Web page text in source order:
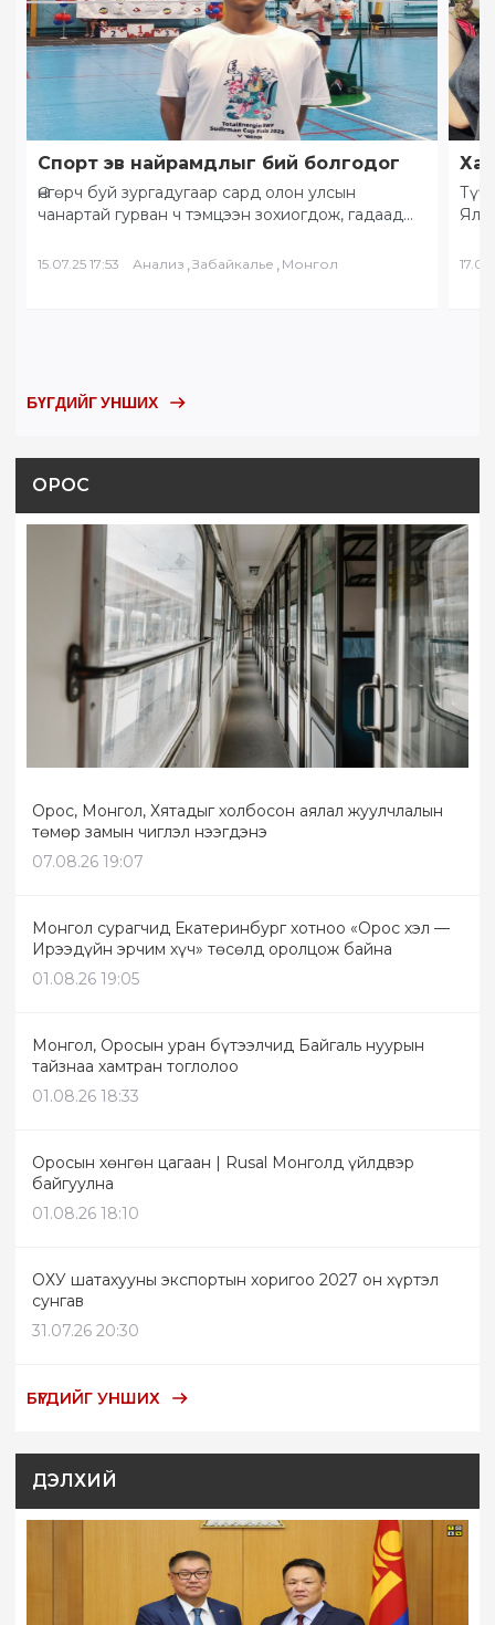
Спорт эв найрамдлыг бий болгодог
Өнгөрч буй зургадугаар сард олон улсын
чанартай гурван ч тэмцээн зохиогдож, гадаад
“Солнечное Забайкалье” буюу…
15.07.25 17:53 Анализ , Забайкалье , Монгол
БҮГДИЙГ УНШИХ
ОРОС
Орос, Монгол, Хятадыг холбосон аялал жуулчлалын
төмөр замын чиглэл нээгдэнэ
07.08.26 19:07
Монгол сурагчид Екатеринбург хотноо «Орос хэл —
Ирээдүйн эрчим хүч» төсөлд оролцож байна
01.08.26 19:05
Монгол, Оросын уран бүтээлчид Байгаль нуурын
тайзнаа хамтран тоглолоо
01.08.26 18:33
Оросын хөнгөн цагаан | Rusal Монголд үйлдвэр
байгуулна
01.08.26 18:10
ОХУ шатахууны экспортын хоригоо 2027 он хүртэл
сунгав
31.07.26 20:30
БҮГДИЙГ УНШИХ
ДЭЛХИЙ